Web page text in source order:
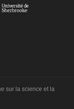
sur la science et la